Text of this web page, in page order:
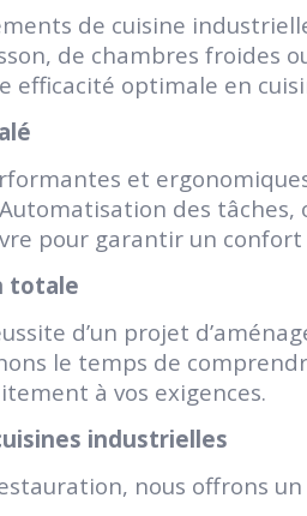
de cuisine
de chambres froides
efficacité optimale en
et
des
pour garantir un
totale
d’un projet
le temps de
à vos exigences.
industrielles
nous offrons